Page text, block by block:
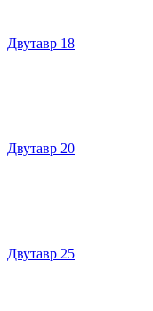
Двутавр 18
Двутавр 20
Двутавр 25